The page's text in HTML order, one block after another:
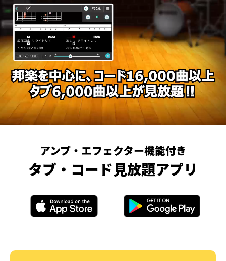
アンプ・エフェクター機能付き
タブ・コード見放題アプリ